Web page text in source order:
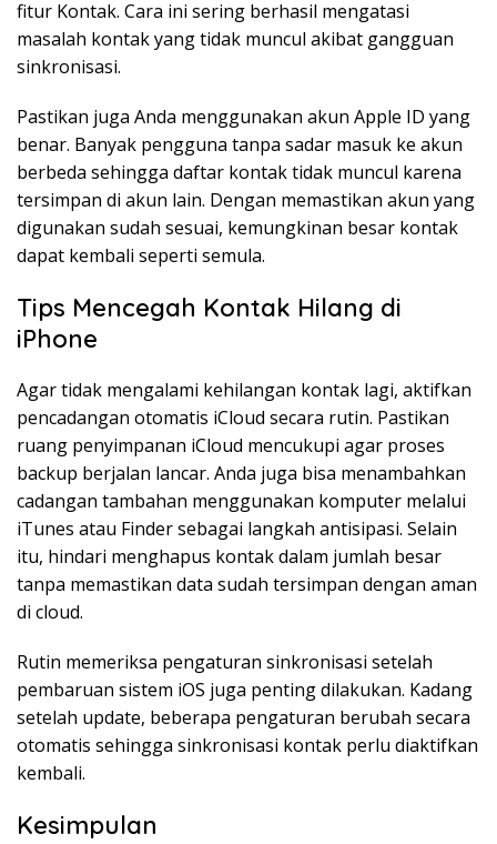
fitur Kontak. Cara ini sering berhasil mengatasi
masalah kontak yang tidak muncul akibat gangguan
sinkronisasi.
Pastikan juga Anda menggunakan akun Apple ID yang
benar. Banyak pengguna tanpa sadar masuk ke akun
berbeda sehingga daftar kontak tidak muncul karena
tersimpan di akun lain. Dengan memastikan akun yang
digunakan sudah sesuai, kemungkinan besar kontak
dapat kembali seperti semula.
Tips Mencegah Kontak Hilang di
iPhone
Agar tidak mengalami kehilangan kontak lagi, aktifkan
pencadangan otomatis iCloud secara rutin. Pastikan
ruang penyimpanan iCloud mencukupi agar proses
backup berjalan lancar. Anda juga bisa menambahkan
cadangan tambahan menggunakan komputer melalui
iTunes atau Finder sebagai langkah antisipasi. Selain
itu, hindari menghapus kontak dalam jumlah besar
tanpa memastikan data sudah tersimpan dengan aman
di cloud.
Rutin memeriksa pengaturan sinkronisasi setelah
pembaruan sistem iOS juga penting dilakukan. Kadang
setelah update, beberapa pengaturan berubah secara
otomatis sehingga sinkronisasi kontak perlu diaktifkan
kembali.
Kesimpulan